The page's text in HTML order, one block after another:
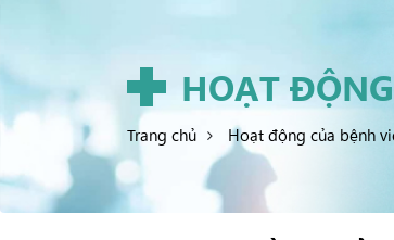
HOẠT
Trang chủ Hoạt động của bệnh